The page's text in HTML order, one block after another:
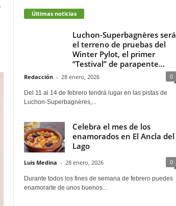
Últimas noticias
Luchon-Superbagnères será
el terreno de pruebas del
Winter Pylot, el primer
“Testival” de parapente...
Redacción - 28 enero, 2026 0
Del 11 al 14 de febrero tendrá lugar en las pistas de
Luchon-Superbagnères,...
Celebra el mes de los
enamorados en El Ancla del
Lago
Luis Medina - 28 enero, 2026 0
Durante todos los fines de semana de febrero puedes
enamorarte de unos buenos...